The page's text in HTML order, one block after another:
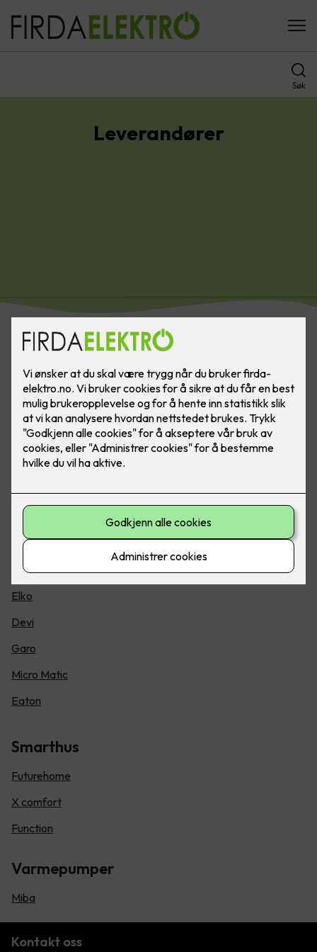
Søk
Leverandører
Belysning
Glamox
Defa
Sg-as
Lyskomponenter
Installasjon
Elko
Devi
Garo
Micro Matic
Eaton
Smarthus
Futurehome
X comfort
Function
Varmepumper
Miba
Kontakt oss